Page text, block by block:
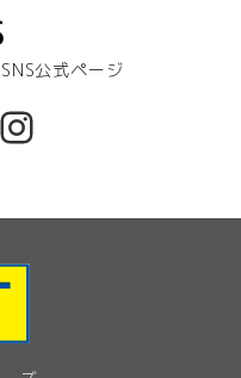
公式ページ
Instagram